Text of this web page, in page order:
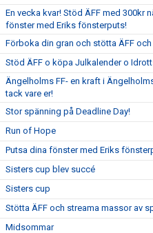
En vecka kvar! Stöd ÄFF med 300kr
fönster med Eriks fönsterputs!
Förboka din gran och stötta ÄFF
Stöd ÄFF o köpa Julkalender o
Ängelholms FF- en kraft i
tack vare er!
Stor spänning på Deadline Day!
Run of Hope
Putsa dina fönster med Eriks
Sisters cup blev succé
Sisters cup
Stötta ÄFF och streama massor av
Midsommar